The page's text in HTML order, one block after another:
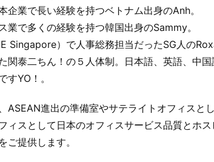
企業で長い経験を持つベトナム出身のAnh。
業で多くの経験を持つ韓国出身のSammy。
Singapore）で人事総務担当だったSG人の
関泰二ちん！の５人体制。日本語、英語、中
すYO！。
ASEAN進出の準備室やサテライトオフィスと
ィスとして日本のオフィスサービス品質とホ
ご提供します。